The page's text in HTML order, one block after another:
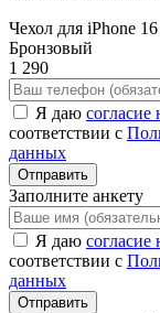
Чехол для iPhone
Бронзовый
1 290
Я даю
соответствии с
данных
Отправить
Заполните анкету
Я даю
соответствии с
данных
Отправить